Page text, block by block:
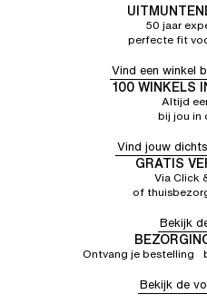
50 jaar
perfecte fit
Vind een winkel
100 WINKELS
Altijd
bij jou in
Vind jouw
GRATIS
Via Click
of
Bekijk
Ontvang je bestelling
Bekijk de